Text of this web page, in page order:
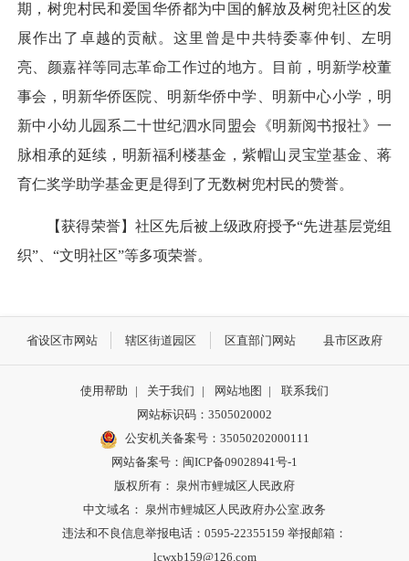
期，树兜村民和爱国华侨都为中国的解放及树兜社区的发
展作出了卓越的贡献。这里曾是中共特委辜仲钊、左明
亮、颜嘉祥等同志革命工作过的地方。目前，明新学校董
事会，明新华侨医院、明新华侨中学、明新中心小学，明
新中小幼儿园系二十世纪泗水同盟会《明新阅书报社》一
脉相承的延续，明新福利楼基金，紫帽山灵宝堂基金、蒋
育仁奖学助学基金更是得到了无数树兜村民的赞誉。
【获得荣誉】社区先后被上级政府授予“先进基层党组
织”、“文明社区”等多项荣誉。
省设区市网站 辖区街道园区 区直部门网站 县市区政府
使用帮助 | 关于我们 | 网站地图 |
联系我们
网站标识码：3505020002
公安机关备案号：35050202000111
网站备案号：闽ICP备09028941号-1
版权所有： 泉州市鲤城区人民政府
中文域名： 泉州市鲤城区人民政府办公室.政务
违法和不良信息举报电话：0595-22355159 举报邮箱：
lcwxb159@126.com